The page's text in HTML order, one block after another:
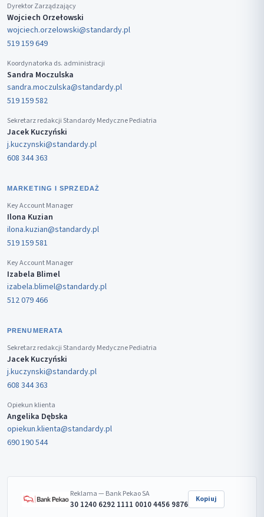
Dyrektor Zarządzający
Wojciech Orzełowski
wojciech.orzelowski@standardy.pl
519 159 649
Koordynatorka ds. administracji
Sandra Moczulska
sandra.moczulska@standardy.pl
519 159 582
Sekretarz redakcji Standardy Medyczne Pediatria
Jacek Kuczyński
j.kuczynski@standardy.pl
608 344 363
MARKETING I SPRZEDAŻ
Key Account Manager
Ilona Kuzian
ilona.kuzian@standardy.pl
519 159 581
Key Account Manager
Izabela Blimel
izabela.blimel@standardy.pl
512 079 466
PRENUMERATA
Sekretarz redakcji Standardy Medyczne Pediatria
Jacek Kuczyński
j.kuczynski@standardy.pl
608 344 363
Opiekun klienta
Angelika Dębska
opiekun.klienta@standardy.pl
690 190 544
Reklama — Bank Pekao SA
30 1240 6292 1111 0010 4456 9876 Kopiuj